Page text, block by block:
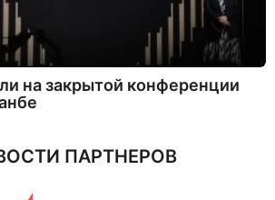
на закрытой конференции
ПАРТНЕРОВ